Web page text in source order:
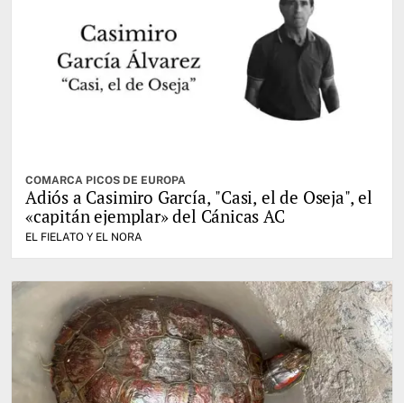
COMARCA PICOS DE EUROPA
Adiós a Casimiro García, "Casi, el de Oseja", el
«capitán ejemplar» del Cánicas AC
EL FIELATO Y EL NORA